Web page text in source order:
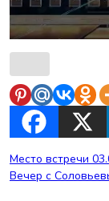
Навигация
по
Место встречи
Вечер с